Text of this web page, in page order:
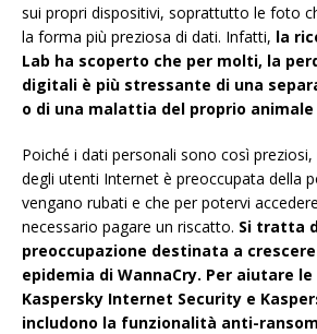
sui propri dispositivi, soprattutto le foto
la forma più preziosa di dati. Infatti, la
Lab ha scoperto che per molti, la
digitali è più stressante di una
o di una malattia del proprio
Poiché i dati personali sono così
degli utenti Internet è preoccupata della
vengano rubati e che per potervi
necessario pagare un riscatto. Si tratta
preoccupazione destinata a
epidemia di WannaCry. Per aiutare
Kaspersky Internet Security e
includono la funzionalità anti-